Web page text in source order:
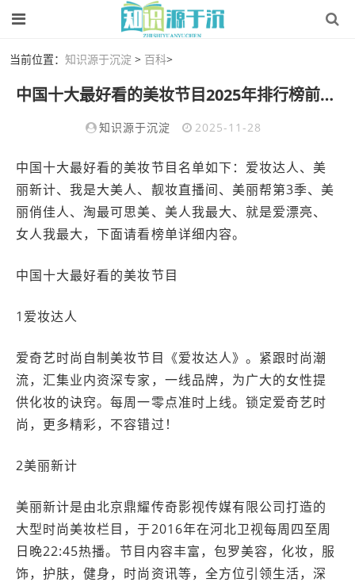
当前位置： 知识源于沉淀 > 百科>
中国十大最好看的美妆节目2025年排行榜前十名榜单出炉
知识源于沉淀 2025-11-28
中国十大最好看的美妆节目名单如下：爱妆达人、美
丽新计、我是大美人、靓妆直播间、美丽帮第3季、美
丽俏佳人、淘最可思美、美人我最大、就是爱漂亮、
女人我最大，下面请看榜单详细内容。
中国十大最好看的美妆节目
1爱妆达人
爱奇艺时尚自制美妆节目《爱妆达人》。紧跟时尚潮
流，汇集业内资深专家，一线品牌，为广大的女性提
供化妆的诀窍。每周一零点准时上线。锁定爱奇艺时
尚，更多精彩，不容错过！
2美丽新计
美丽新计是由北京鼎耀传奇影视传媒有限公司打造的
大型时尚美妆栏目，于2016年在河北卫视每周四至周
日晚22:45热播。节目内容丰富，包罗美容，化妆，服
饰，护肤，健身，时尚资讯等，全方位引领生活，深